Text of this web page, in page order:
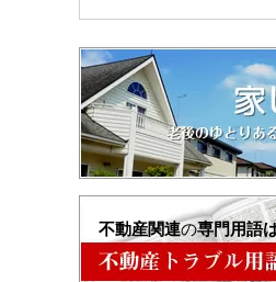
不動産関連の専門用語